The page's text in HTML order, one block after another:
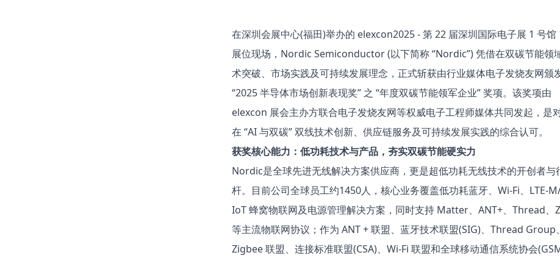
在深圳会展中心(福田)举办的 elexcon2025 - 第 22 届深圳国际电子展 1 号馆
展位现场，Nordic Semiconductor (以下简称 “Nordic”) 凭借在双碳节能领
术突破、市场实践及可持续发展理念，正式斩获由行业媒体电子发烧友网颁
“2025 半导体市场创新表现奖” 之 “年度双碳节能领军企业” 奖项。该奖项由
elexcon 展会主办方联合电子发烧友网等权威电子工程师媒体共同发起，是
在 “AI 与双碳” 双线技术创新、供应链服务及可持续发展实践的综合认可。
获奖核心能力：低功耗技术与产品，夯实双碳节能硬实力​
Nordic是全球先进无线解决方案供应商，更是超低功耗无线技术的开创者与
杆。目前公司全球员工约1450人，核心业务覆盖低功耗蓝牙、Wi-Fi、LTE-
IoT 蜂窝物联网及电源管理解决方案，同时支持 Matter、ANT+、Thread、
等主流物联网协议；作为 ANT + 联盟、蓝牙技术联盟(SIG)、Thread Group、
Zigbee 联盟、连接标准联盟(CSA)、Wi-Fi 联盟和全球移动通信系统协会